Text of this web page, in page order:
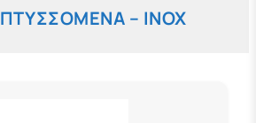
– ΙΝΟΧ